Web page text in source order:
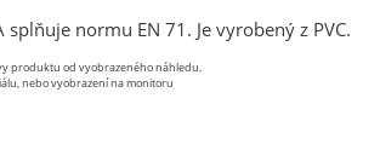
normu EN 71. Je vyrobený z PVC.
produktu od vyobrazeného náhledu.
nebo vyobrazení na monitoru